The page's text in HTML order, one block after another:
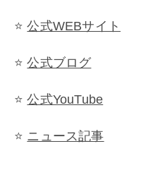
⭐️公式WEBサイト
⭐️公式ブログ
⭐️公式YouTube
⭐️ ニュース記事